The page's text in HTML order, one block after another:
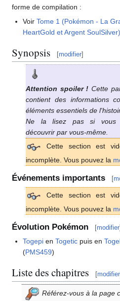
forme de compilation :
VoirTome 1 (Pokémon - La
HeartGold et Argent SoulSilver)
Synopsis [modifier]
Attention spoiler ! Cette
contient des informations
éléments essentiels de
Ne la lisez pas si vous
découvrir par vous-même.
Cette section est
incomplète. Vous pouvez la
Événements importants [
Cette section est
incomplète. Vous pouvez la
Évolution Pokémon [modifier]
Togepi enTogetic puis en
(PMS459)
Liste des chapitres [modifier
Référez-vous à la page